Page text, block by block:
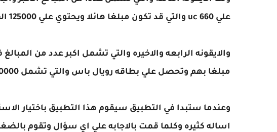
علي 660 uc والتي قد تكون مبلغا هائلا ويحتوي علي 125000 الفا
والايقونه الرابعه والاخيره والتي تشمل اكبر عدد من
مبلغا بهم وتحصل علي بطاقه رويال باس والتي تشمل 140000 من النقاط التي ستربحها
وعندما ستبدا في التطبيق سيقوم هذا التطبيق باختيار
اساله كثيره وكلما قمت بالاجابه علي اي سؤال وتقوم